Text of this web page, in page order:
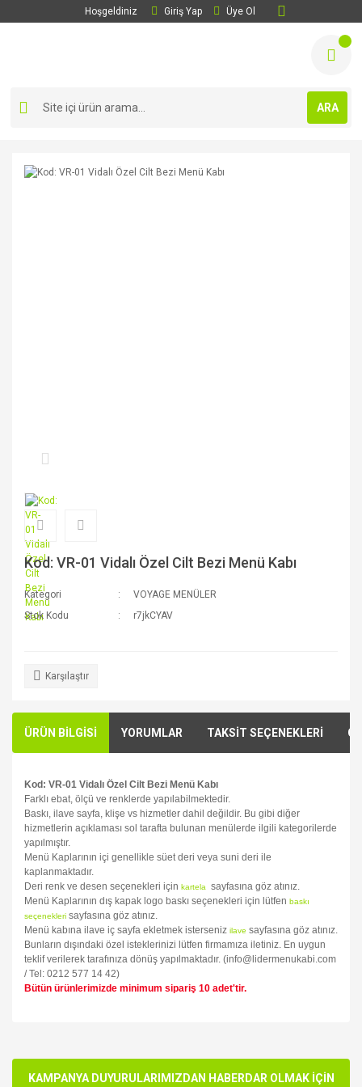
Hoşgeldiniz Giriş Yap Üye Ol
ARA
Kod: VR-01 Vidalı Özel Cilt Bezi Menü Kabı
Kategori
VOYAGE MENÜLER
Stok Kodu
r7jkCYAV
Karşılaştır
ÜRÜN BİLGİSİ YORUMLAR TAKSİT SEÇENEKLERİ
Kod: VR-01 Vidalı Özel Cilt Bezi Menü Kabı
Farklı ebat, ölçü ve renklerde yapılabilmektedir.
Baskı, ilave sayfa, klişe vs hizmetler dahil değildir. Bu gibi diğer
hizmetlerin açıklaması sol tarafta bulunan menülerde ilgili kategorilerde
yapılmıştır.
Menü Kaplarının içi genellikle süet deri veya suni deri ile
kaplanmaktadır.
Deri renk ve desen seçenekleri için kartela
sayfasına göz atınız.
Menü Kaplarının dış kapak logo baskı seçenekleri için lütfen baskı
seçenekleri sayfasına göz atınız.
Menü kabına ilave iç sayfa ekletmek isterseniz ilave sayfasına göz atınız.
Bunların dışındaki özel isteklerinizi lütfen firmamıza iletiniz. En uygun
teklif verilerek tarafınıza dönüş yapılmaktadır. (info@lidermenukabi.com
/ Tel: 0212 577 14 42)
Bütün ürünlerimizde minimum sipariş 10 adet'tir.
kullanarak tarafımıza iletebilirsiniz.
Görüş ve önerileriniz için teşekkür ederiz.
KAMPANYA DUYURULARIMIZDAN HABERDAR OLMAK İÇİN